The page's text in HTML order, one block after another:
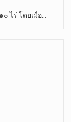
ไร่ โดยเมื่อ…